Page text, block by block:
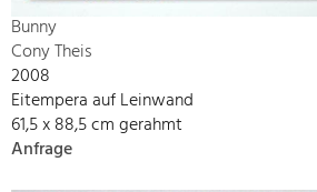
Bunny
Cony Theis
2008
Eitempera auf Leinwand
61,5 x 88,5 cm gerahmt
Anfrage